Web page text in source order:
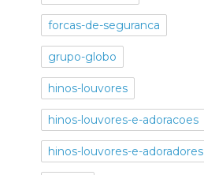
forcas-de-seguranca
grupo-globo
hinos-louvores
hinos-louvores-e-adoracoes
hinos-louvores-e-adoradores